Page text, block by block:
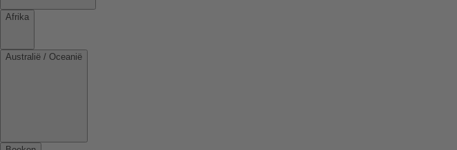
Afrika
Australië / Oceanië